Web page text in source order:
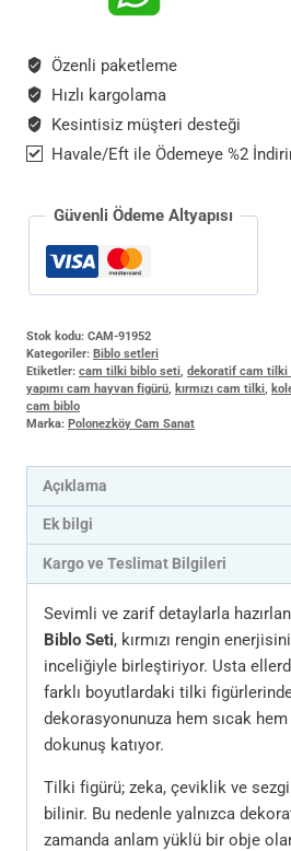
Murano
Kırmızı
adet
Özenli paketleme
Hızlı kargolama
Kesintisiz müşteri desteği
Havale/Eft ile Ödemeye %2
Güvenli Ödeme Altyapısı
Stok kodu: CAM-91952
Kategoriler: Biblo setleri
Etiketler: cam tilki biblo seti, dekoratif cam tilki
yapımı cam hayvan figürü, kırmızı cam tilki,
cam biblo
Marka: Polonezköy Cam Sanat
Açıklama
Ek bilgi
Kargo ve Teslimat Bilgileri
Sevimli ve zarif detaylarla
Biblo Seti, kırmızı rengin
inceliğiyle birleştiriyor. Usta
farklı boyutlardaki tilki
dekorasyonunuza hem sıcak
dokunuş katıyor.
Tilki figürü; zeka, çeviklik ve
bilinir. Bu nedenle yalnızca
zamanda anlam yüklü bir obje